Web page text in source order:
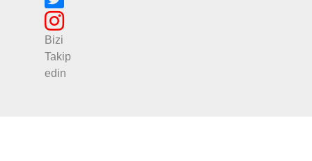
Bizi
Takip
edin